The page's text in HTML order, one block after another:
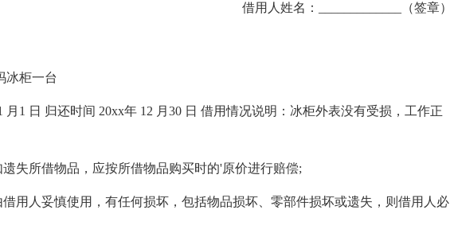
借用人姓名：_____________（签章）
冰柜一台
月1 日 归还时间 20xx年 12 月30 日 借用情况说明：冰柜外表没有受损，工作正
所借物品，应按所借物品购买时的'原价进行赔偿;
借用人妥慎使用，有任何损坏，包括物品损坏、零部件损坏或遗失，则借用人必